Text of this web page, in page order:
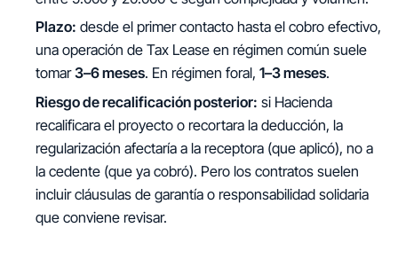
Plazo: desde el primer contacto hasta el cobro efectivo,
una operación de Tax Lease en régimen común suele
tomar3–6 meses. En régimen foral,1–3 meses.
Riesgo de recalificación posterior: si Hacienda
recalificara el proyecto o recortara la deducción, la
regularización afectaría a la receptora (que aplicó), no a
la cedente (que ya cobró). Pero los contratos suelen
incluir cláusulas de garantía o responsabilidad solidaria
que conviene revisar.